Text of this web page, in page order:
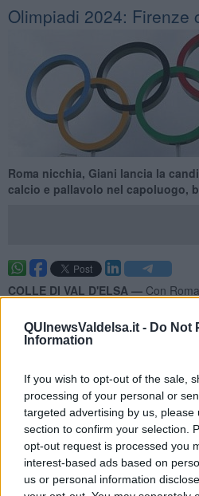
QUInewsValdelsa.it - Do Not
Information
If you wish to opt-out of the sale,
processing of your personal or
targeted advertising by us, please
section to confirm your selection.
opt-out request is processed you
interest-based ads based on
us or personal information
Olimpiadi 2024: Firenze
Roma nicchia, Giani lancia la
calcio e pallavolo nel capoluogo,
COLLE DI VAL D'ELSA — Con
nonché membro del Coni Eugenio
della Toscana per le prossime
sarebbero le condizioni per
mondiale dello sport e al tempo
punto di vista sarebbero già state
impianti. Firenze potrebbe ospitare il
atteso stadio dei Della Valle e
riproponendo la pista di atletica. Non
Giani il Mandela Forum servirebbe